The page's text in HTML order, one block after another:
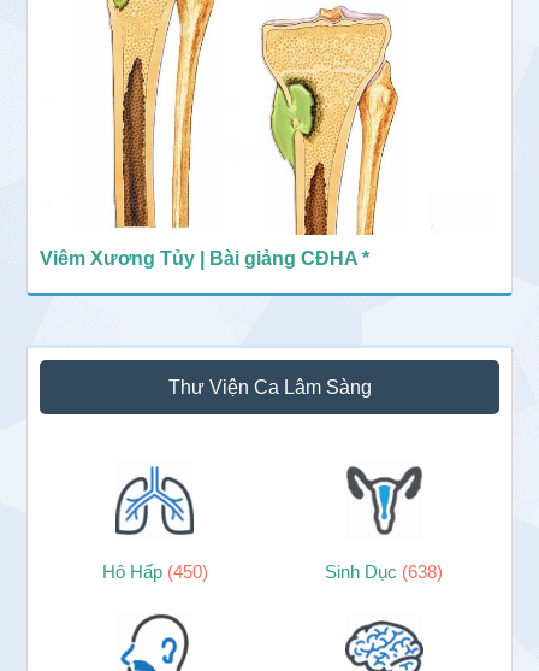
Viêm Xương Tủy | Bài giảng CĐHA *
Thư Viện Ca Lâm Sàng
Hô Hấp (450) Sinh Dục (638)